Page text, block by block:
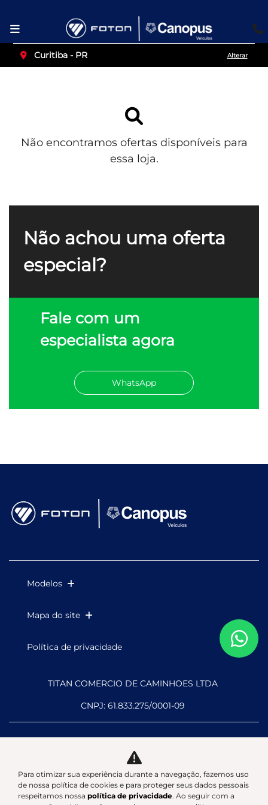
Curitiba - PR Alterar
Não encontramos ofertas disponíveis para
essa loja.
Não achou uma oferta
especial?
Fale com um
especialista agora
WhatsApp
Modelos
Mapa do site
Política de privacidade
TITAN COMERCIO DE CAMINHOES LTDA
CNPJ: 61.833.275/0001-09
Desacelere. Seu bem maior é
a vida.
Para otimizar sua experiência durante a navegação, fazemos uso
de nossa política de cookies e para proteger seus dados pessoais
respeitamos nossa política de privacidade. Ao seguir com a